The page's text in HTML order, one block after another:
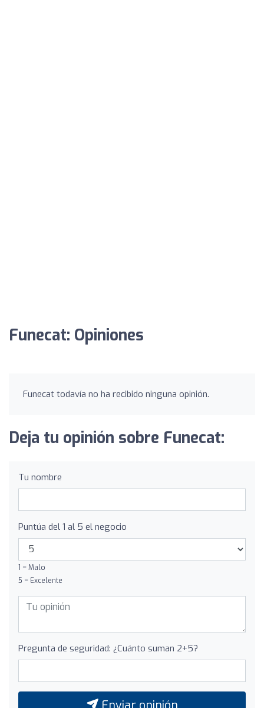
Funecat: Opiniones
Funecat todavía no ha recibido ninguna opinión.
Deja tu opinión sobre Funecat:
Tu nombre
Puntúa del 1 al 5 el negocio
1 = Malo
5 = Excelente
Pregunta de seguridad: ¿Cuánto suman 2+5?